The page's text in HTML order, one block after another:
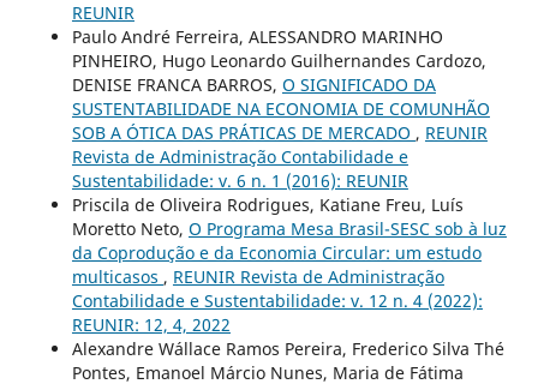
REUNIR
Paulo André Ferreira, ALESSANDRO MARINHO
PINHEIRO, Hugo Leonardo Guilhernandes Cardozo,
DENISE FRANCA BARROS, O SIGNIFICADO DA
SUSTENTABILIDADE NA ECONOMIA DE COMUNHÃO
SOB A ÓTICA DAS PRÁTICAS DE MERCADO , REUNIR
Revista de Administração Contabilidade e
Sustentabilidade: v. 6 n. 1 (2016): REUNIR
Priscila de Oliveira Rodrigues, Katiane Freu, Luís
Moretto Neto, O Programa Mesa Brasil-SESC sob à luz
da Coprodução e da Economia Circular: um estudo
multicasos , REUNIR Revista de Administração
Contabilidade e Sustentabilidade: v. 12 n. 4 (2022):
REUNIR: 12, 4, 2022
Alexandre Wállace Ramos Pereira, Frederico Silva Thé
Pontes, Emanoel Márcio Nunes, Maria de Fátima